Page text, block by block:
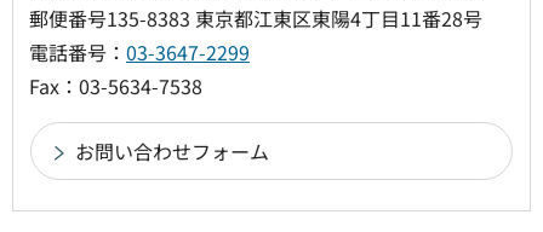
郵便番号135-8383 東京都江東区東陽4丁目11番28号
電話番号： 03-3647-2299
Fax：03-5634-7538